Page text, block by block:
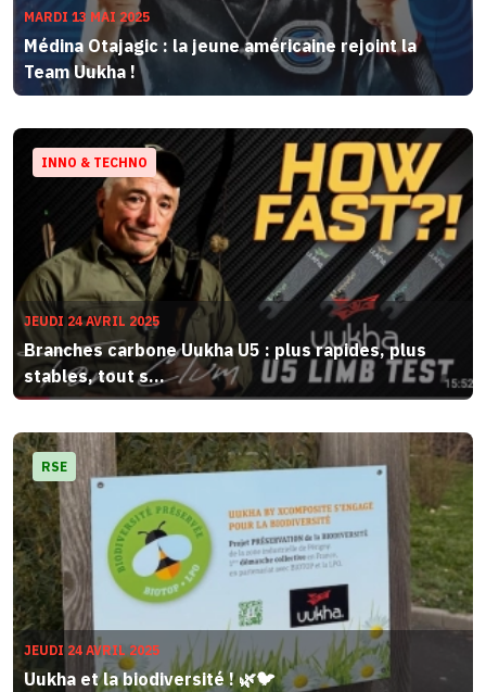
MARDI 13 MAI 2025
Médina Otajagic : la jeune américaine rejoint la
Team Uukha !
INNO & TECHNO
JEUDI 24 AVRIL 2025
Branches carbone Uukha U5 : plus rapides, plus
stables, tout s...
RSE
JEUDI 24 AVRIL 2025
Uukha et la biodiversité ! 🌿🐦